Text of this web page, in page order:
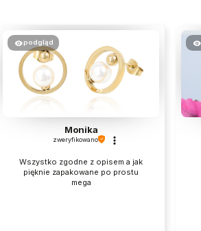
podgląd
Monika
zweryfikowano
Wszystko zgodne z opisem a jak
pięknie zapakowane po prostu
mega